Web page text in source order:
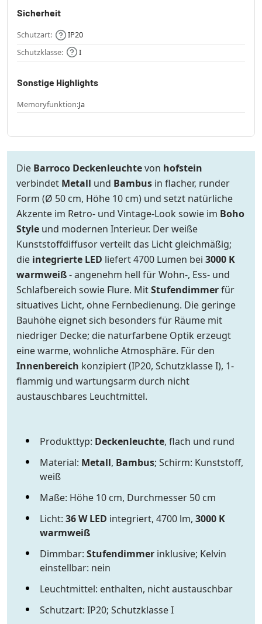
Sicherheit
Schutzart:
IP20
Schutzklasse:
I
Sonstige Highlights
Memoryfunktion:Ja
Die Barroco Deckenleuchtevon hofstein
verbindet Metall und Bambus in flacher, runder
Form (Ø 50 cm, Höhe 10 cm) und setzt natürliche
Akzente im Retro- und Vintage-Look sowie im Boho
Style und modernen Interieur. Der weiße
Kunststoffdiffusor verteilt das Licht gleichmäßig;
die integrierte LED liefert 4700 Lumen bei 3000 K
warmweiß- angenehm hell für Wohn-, Ess- und
Schlafbereich sowie Flure. MitStufendimmerfür
situatives Licht, ohne Fernbedienung. Die geringe
Bauhöhe eignet sich besonders für Räume mit
niedriger Decke; die naturfarbene Optik erzeugt
eine warme, wohnliche Atmosphäre. Für den
Innenbereich konzipiert (IP20, Schutzklasse I), 1-
flammig und wartungsarm durch nicht
austauschbares Leuchtmittel.
Produkttyp: Deckenleuchte, flach und rund
Material: Metall, Bambus; Schirm: Kunststoff,
weiß
Maße: Höhe 10 cm, Durchmesser 50 cm
Licht: 36 W LED integriert, 4700 lm, 3000 K
warmweiß
Dimmbar: Stufendimmer inklusive; Kelvin
einstellbar: nein
Leuchtmittel: enthalten, nicht austauschbar
Schutzart: IP20; Schutzklasse I